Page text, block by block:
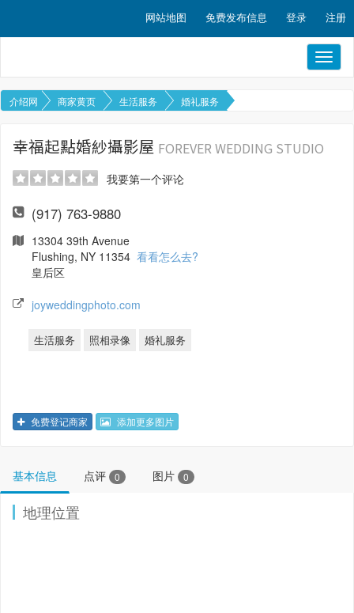
网站地图 免费发布信息 登录 注册
介绍网 商家黄页 生活服务 婚礼服务
幸福起點婚紗攝影屋 FOREVER WEDDING STUDIO
我要第一个评论
(917) 763-9880
13304 39th Avenue
Flushing, NY 11354 看看怎么去?
皇后区
joyweddingphoto.com
生活服务 照相录像 婚礼服务
免费登记商家 添加更多图片
基本信息 点评 0 图片 0
地理位置